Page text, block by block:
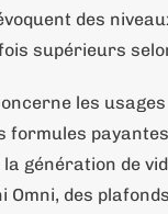
des
supérieurs
les usages
formules
génération de
Omni, des